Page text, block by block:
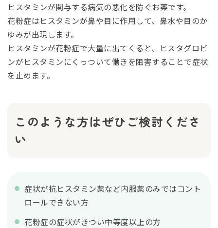
ヒスタミンが関与する病気の悪化を防ぐお薬です。
花粉症はヒスタミンが鼻や目に作用して、鼻水や目のか
ゆみが出現します。
ヒスタミンが花粉症で大量に出てくると、ヒスタグロビ
ンがヒスタミンにくっついて働きを阻害することで症状
を止めます。
このような方はぜひご検討くださ
い
症状が抗ヒスタミン薬など内服薬のみではコント
ロールできない方
花粉症の症状がきつい中等度以上の方